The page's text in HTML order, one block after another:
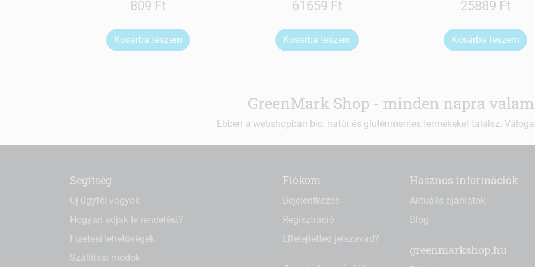
809 Ft
Kosárba teszem
61659 Ft
Kosárba teszem
25889 Ft
Kosárba teszem
GreenMark Shop - minden napra
Ebben a webshopban bio, natúr és gluténmentes termékeket találsz.
Segítség
Új ügyfél vagyok
Hogyan adjak le rendelést?
Fizetési lehetőségek
Szállítási módok
Fiókom
Bejelentkezés
Regisztráció
Elfelejtetted jelszavad?
Hasznos információk
Aktuális ajánlatok
Blog
greenmarkshop.hu